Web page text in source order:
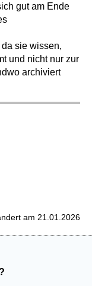
gut am Ende
sie wissen,
und nicht nur zur
archiviert
am 21.01.2026